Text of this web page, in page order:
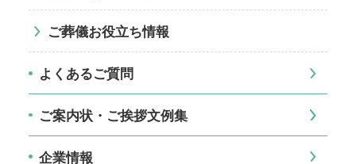
ご葬儀お役立ち情報
よくあるご質問
ご案内状・ご挨拶文例集
企業情報